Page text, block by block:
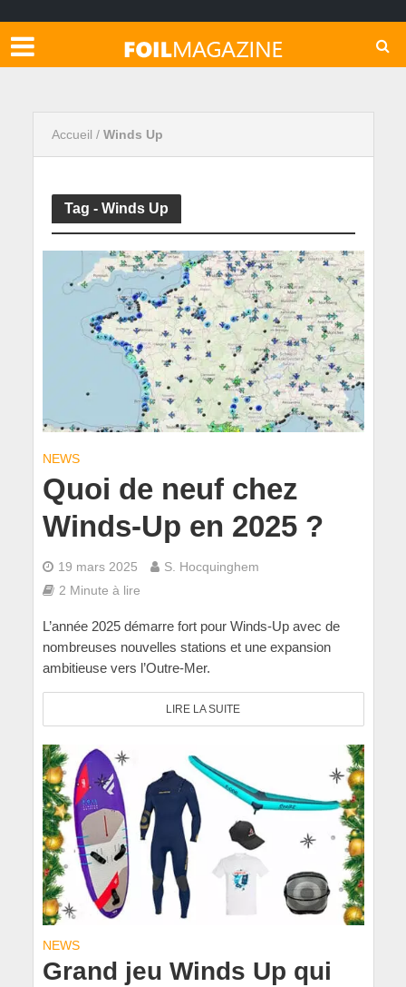
Accueil / Winds Up
Tag - Winds Up
NEWS
Quoi de neuf chez
Winds-Up en 2025 ?
19 mars 2025
S. Hocquinghem
2 Minute à lire
L’année 2025 démarre fort pour Winds-Up avec de
nombreuses nouvelles stations et une expansion
ambitieuse vers l’Outre-Mer.
LIRE LA SUITE
NEWS
Grand jeu Winds Up qui